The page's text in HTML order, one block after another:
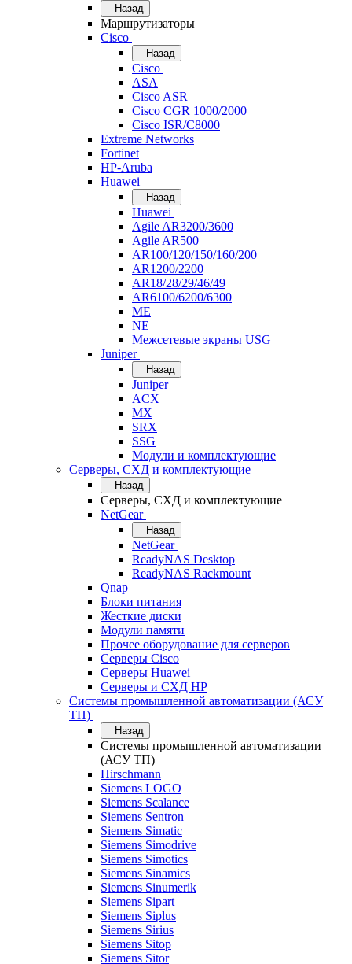
Назад
Маршрутизаторы
Cisco
Назад
Cisco
ASA
Cisco ASR
Cisco CGR 1000/2000
Cisco ISR/С8000
Extreme Networks
Fortinet
HP-Aruba
Huawei
Назад
Huawei
Agile AR3200/3600
Agile AR500
AR100/120/150/160/200
AR1200/2200
AR18/28/29/46/49
AR6100/6200/6300
ME
NE
Межсетевые экраны USG
Juniper
Назад
Juniper
ACX
MX
SRX
SSG
Модули и комплектующие
Серверы, СХД и комплектующие
Назад
Серверы, СХД и комплектующие
NetGear
Назад
NetGear
ReadyNAS Desktop
ReadyNAS Rackmount
Qnap
Блоки питания
Жесткие диски
Модули памяти
Прочее оборудование для серверов
Серверы Cisco
Серверы Huawei
Серверы и СХД HP
Системы промышленной автоматизации (АСУ
ТП)
Назад
Системы промышленной автоматизации
(АСУ ТП)
Hirschmann
Siemens LOGO
Siemens Scalance
Siemens Sentron
Siemens Simatic
Siemens Simodrive
Siemens Simotics
Siemens Sinamics
Siemens Sinumerik
Siemens Sipart
Siemens Siplus
Siemens Sirius
Siemens Sitop
Siemens Sitor